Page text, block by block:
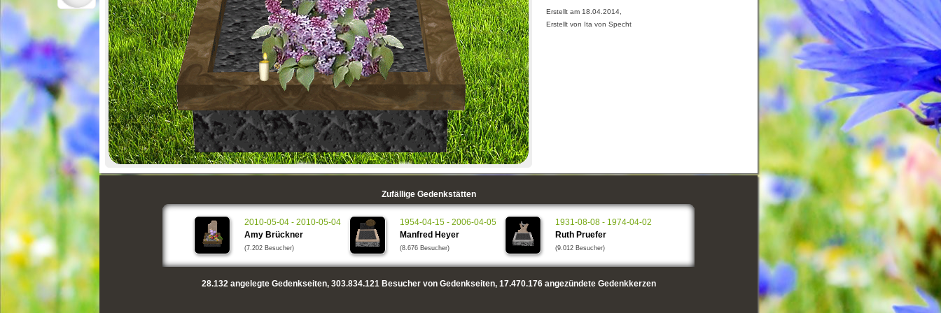
Erstellt am 18.04.2014,
Erstellt von Ita von Specht
Zufällige Gedenkstätten
2010-05-04 - 2010-05-04
Amy Brückner
(7.202 Besucher)
1954-04-15 - 2006-04-05
Manfred Heyer
(8.676 Besucher)
1931-08-08 - 1974-04-02
Ruth Pruefer
(9.012 Besucher)
28.132angelegte Gedenkseiten, 303.834.121Besucher von Gedenkseiten, 17.470.176angezündete Gedenkkerzen